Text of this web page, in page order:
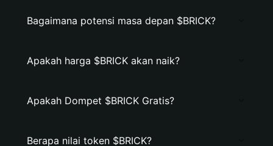
Bagaimana potensi masa depan $BRICK?
Apakah harga $BRICK akan naik?
Apakah Dompet $BRICK Gratis?
Berapa nilai token $BRICK?